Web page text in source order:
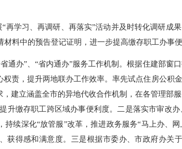
学习、再调研、再落实”活动并及时转化调研成
料中的预告登记证明，进一步提高缴存职工办事
办”、“省内通办”服务工作机制。根据住建部窗
责，提升两地联办工作效率。率先试点住房公积
建立涵盖全市的异地代收合作机制，在各管理部
缴存职工跨区域办事便利度。二是落实市审改
续深化“放管服”改革，推进政务服务“马上办、
获得感和满意度。三是根据市委办、市政府办关